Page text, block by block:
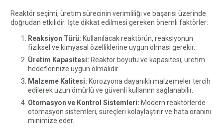
Reaktör seçimi, üretim sürecinin verimliliği ve başarısı üzerinde
doğrudan etkilidir. İşte dikkat edilmesi gereken önemli faktörler:
Reaksiyon Türü: Kullanılacak reaktörün, reaksiyonun
fiziksel ve kimyasal özelliklerine uygun olması gerekir.
Üretim Kapasitesi: Reaktör boyutu ve kapasitesi, üretim
hedeflerinize uygun olmalıdır.
Malzeme Kalitesi: Korozyona dayanıklı malzemeler tercih
edilerek uzun ömürlü ve güvenli kullanım sağlanabilir.
Otomasyon ve Kontrol Sistemleri: Modern reaktörlerde
otomasyon sistemleri, süreçleri kolaylaştırır ve hata oranını
minimize eder.